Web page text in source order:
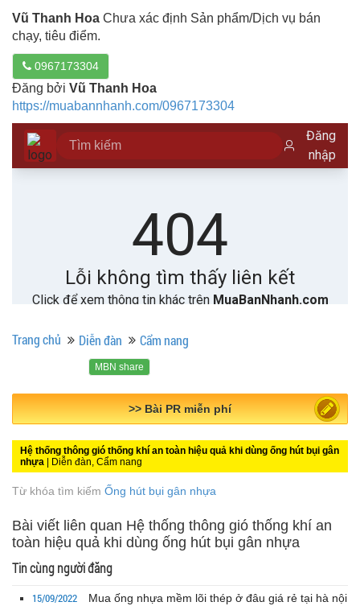
Vũ Thanh Hoa Chưa xác định Sản phẩm/Dịch vụ bán
chạy, tiêu điểm.
0967173304
Đăng bởi Vũ Thanh Hoa
https://muabannhanh.com/0967173304
Trang chủ Diễn đàn Cẩm nang
MBN share
>> Quảng cáo miễn phí
Hệ thống thông gió thống khí an toàn hiệu quả khi dùng ống hút bụi gân
nhựa | Diễn đàn, Cẩm nang
Từ khóa tìm kiếm Ống hút bụi gân nhựa
Bài viết liên quan Hệ thống thông gió thống khí an
toàn hiệu quả khi dùng ống hút bụi gân nhựa
Tin cùng người đăng
15/09/2022 Mua ống nhựa mềm lõi thép ở đâu giá rẻ tại hà nội